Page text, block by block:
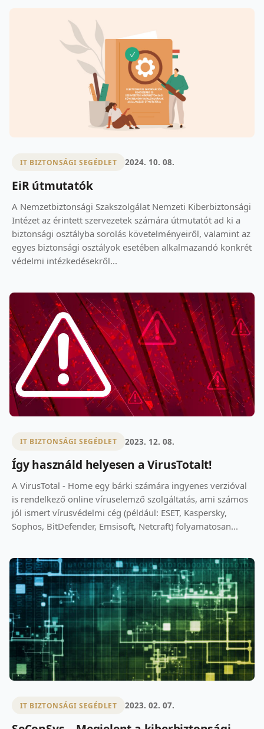
IT BIZTONSÁGI SEGÉDLET 2024. 10. 08.
EiR útmutatók
A Nemzetbiztonsági Szakszolgálat Nemzeti Kiberbiztonsági
Intézet az érintett szervezetek számára útmutatót ad ki a
biztonsági osztályba sorolás követelményeiről, valamint az
egyes biztonsági osztályok esetében alkalmazandó konkrét
védelmi intézkedésekről...
IT BIZTONSÁGI SEGÉDLET 2023. 12. 08.
Így használd helyesen a VirusTotalt!
A VirusTotal - Home egy bárki számára ingyenes verzióval
is rendelkező online víruselemző szolgáltatás, ami számos
jól ismert vírusvédelmi cég (például: ESET, Kaspersky,
Sophos, BitDefender, Emsisoft, Netcraft) folyamatosan...
IT BIZTONSÁGI SEGÉDLET 2023. 02. 07.